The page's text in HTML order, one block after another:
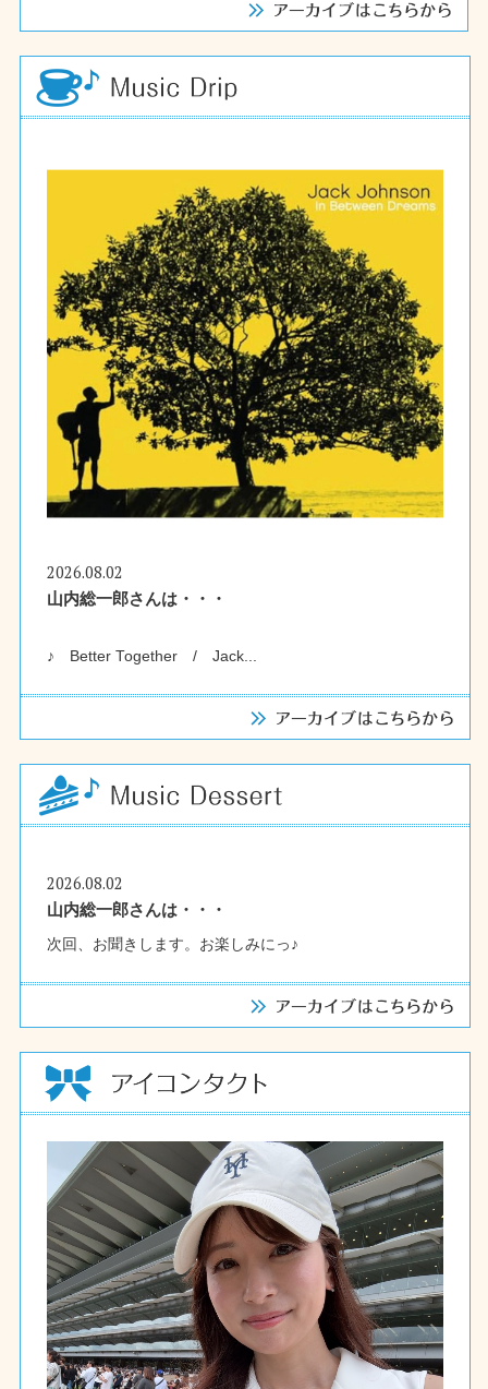
2026.08.02
山内総一郎さんは・・・
♪ Better Together / Jack...
2026.08.02
山内総一郎さんは・・・
次回、お聞きします。お楽しみにっ♪